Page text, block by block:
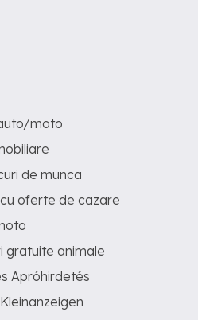
moto
de munca
oferte de cazare
gratuite animale
Apróhirdetés